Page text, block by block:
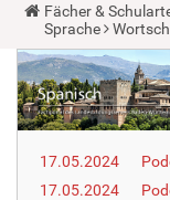
Y
o
u
a
r
e
h
e
e
:
Fächer &
Sprache
17.05.2024
17.05.2024